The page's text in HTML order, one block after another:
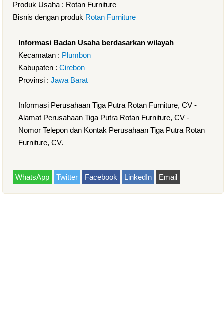
Produk Usaha : Rotan Furniture
Bisnis dengan produk Rotan Furniture
Informasi Badan Usaha berdasarkan wilayah
Kecamatan : Plumbon
Kabupaten : Cirebon
Provinsi : Jawa Barat
Informasi Perusahaan Tiga Putra Rotan Furniture, CV -
Alamat Perusahaan Tiga Putra Rotan Furniture, CV -
Nomor Telepon dan Kontak Perusahaan Tiga Putra Rotan
Furniture, CV.
WhatsApp Twitter Facebook LinkedIn Email